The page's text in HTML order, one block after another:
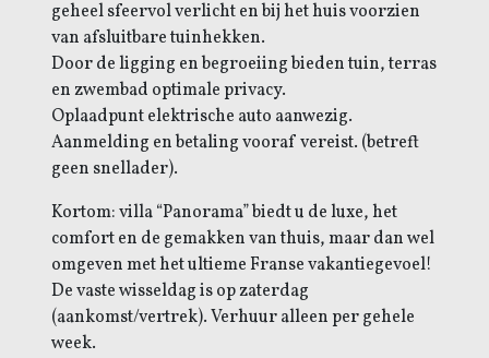
geheel sfeervol verlicht en bij het huis voorzien
van afsluitbare tuinhekken.
Door de ligging en begroeiing bieden tuin, terras
en zwembad optimale privacy.
Oplaadpunt elektrische auto aanwezig.
Aanmelding en betaling vooraf vereist. (betreft
geen snellader).
Kortom: villa “Panorama” biedt u de luxe, het
comfort en de gemakken van thuis, maar dan wel
omgeven met het ultieme Franse vakantiegevoel!
De vaste wisseldag is op zaterdag
(aankomst/vertrek). Verhuur alleen per gehele
week.